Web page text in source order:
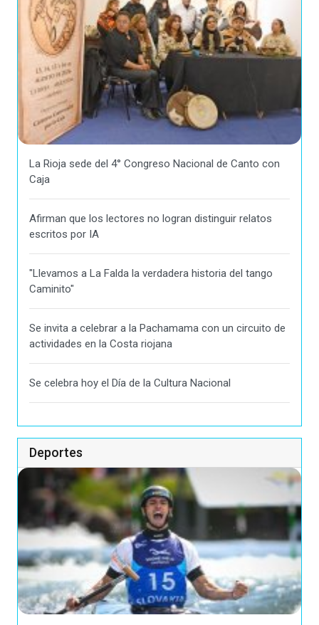
La Rioja sede del 4° Congreso Nacional de Canto con
Caja
Afirman que los lectores no logran distinguir relatos
escritos por IA
"Llevamos a La Falda la verdadera historia del tango
Caminito"
Se invita a celebrar a la Pachamama con un circuito de
actividades en la Costa riojana
Se celebra hoy el Día de la Cultura Nacional
Deportes